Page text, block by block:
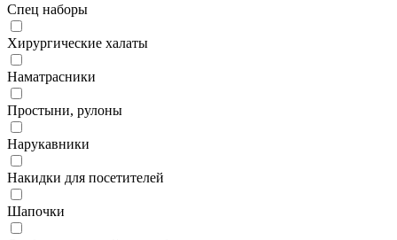
Спец наборы
Хирургические халаты
Наматрасники
Простыни, рулоны
Нарукавники
Накидки для посетителей
Шапочки